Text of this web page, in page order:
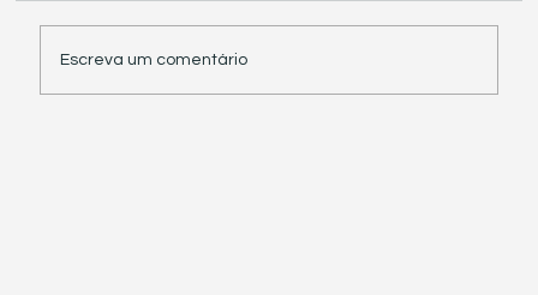
Escreva um comentário